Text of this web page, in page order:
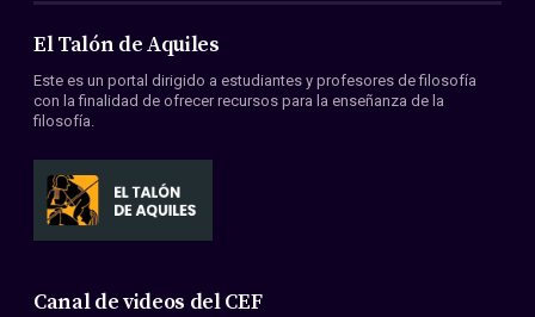
Acerca de nosotros
Miembros
Convenios
El Talón de Aquiles
Este es un portal dirigido a estudiantes y profesores de filosofía
con la finalidad de ofrecer recursos para la enseñanza de la
filosofía.
Canal de videos del CEF